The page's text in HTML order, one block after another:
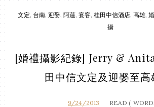
文定 台南 迎娶 阿蓮 宴客 桂田中信酒店 高雄
攝
[婚禮攝影紀錄] Jerry &
田中信文定及迎娶至高
9/24/2013 READ (